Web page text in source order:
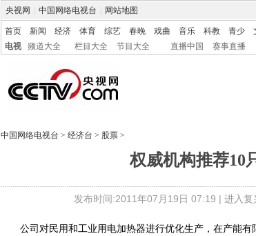
央视网 中国网络电视台 网站地图
首页 新闻 经济 体育 综艺 春晚 戏曲 音乐 科教 青少
电视
频道大全 栏目大全 节目大全 直播中国 赛事直播
中国网络电视台 > 经济台 > 股票 >
权威机构推荐10
发布时间:2011年07月19日 07:19 | 进入复
公司对民用和工业用电加热器进行优化生产，在产能有